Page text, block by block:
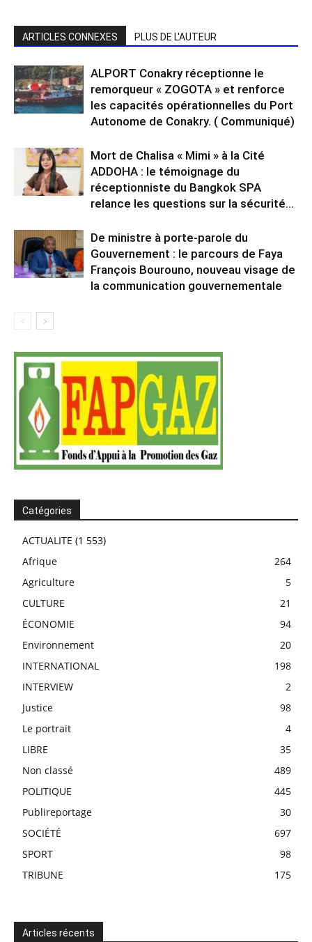
ARTICLES CONNEXES PLUS DE L'AUTEUR
ALPORT Conakry réceptionne le
remorqueur « ZOGOTA » et renforce
les capacités opérationnelles du Port
Autonome de Conakry. ( Communiqué)
Mort de Chalisa « Mimi » à la Cité
ADDOHA : le témoignage du
réceptionniste du Bangkok SPA
relance les questions sur la sécurité...
De ministre à porte-parole du
Gouvernement : le parcours de Faya
François Bourouno, nouveau visage de
la communication gouvernementale
Catégories
ACTUALITE (1 553)
Afrique
264
Agriculture
5
CULTURE
21
ÉCONOMIE
94
Environnement
20
INTERNATIONAL
198
INTERVIEW
2
Justice
98
Le portrait
4
LIBRE
35
Non classé
489
POLITIQUE
445
Publireportage
30
SOCIÉTÉ
697
SPORT
98
TRIBUNE
175
Articles récents